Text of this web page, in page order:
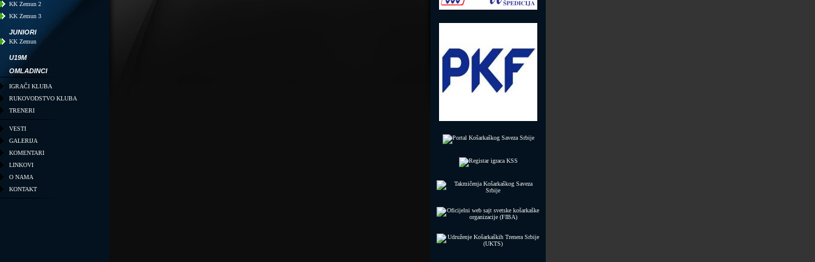
KK Zemun 2
KK Zemun 3
JUNIORI
KK Zemun
U19M
OMLADINCI
IGRAČI KLUBA
RUKOVODSTVO KLUBA
TRENERI
VESTI
GALERIJA
KOMENTARI
LINKOVI
O NAMA
KONTAKT